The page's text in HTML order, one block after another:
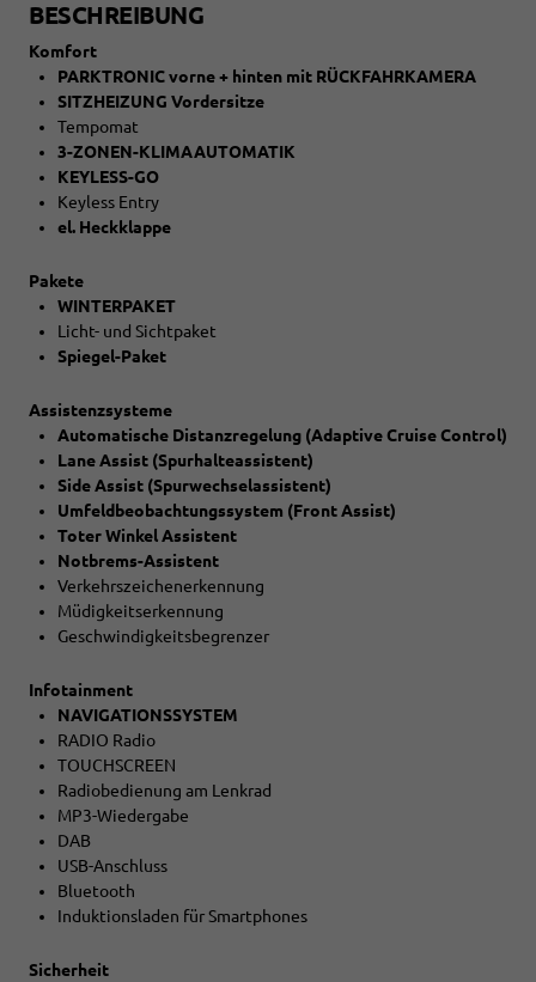
BESCHREIBUNG
Komfort
PARKTRONIC vorne + hinten mit RÜCKFAHRKAMERA
SITZHEIZUNG Vordersitze
Tempomat
3-ZONEN-KLIMAAUTOMATIK
KEYLESS-GO
Keyless Entry
el. Heckklappe
Pakete
WINTERPAKET
Licht- und Sichtpaket
Spiegel-Paket
Assistenzsysteme
Automatische Distanzregelung (Adaptive Cruise Control)
Lane Assist (Spurhalteassistent)
Side Assist (Spurwechselassistent)
Umfeldbeobachtungssystem (Front Assist)
Toter Winkel Assistent
Notbrems-Assistent
Verkehrszeichenerkennung
Müdigkeitserkennung
Geschwindigkeitsbegrenzer
Infotainment
NAVIGATIONSSYSTEM
RADIO Radio
TOUCHSCREEN
Radiobedienung am Lenkrad
MP3-Wiedergabe
DAB
USB-Anschluss
Bluetooth
Induktionsladen für Smartphones
Sicherheit